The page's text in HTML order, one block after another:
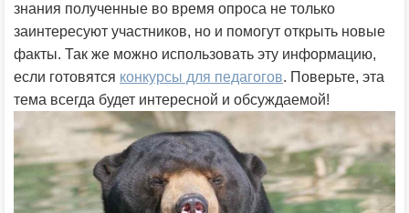
знания полученные во время опроса не только
заинтересуют участников, но и помогут открыть новые
факты. Так же можно использовать эту информацию,
если готовятся конкурсы для педагогов. Поверьте, эта
тема всегда будет интересной и обсуждаемой!